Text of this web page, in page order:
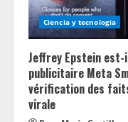
Ciencia y tecnologia
Jeffrey Epstein est-
publicitaire Meta
vérification des
virale